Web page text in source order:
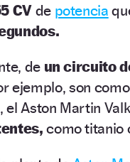
CVde potencia
de un circuito
ejemplo, son
Aston Martin
como titanio